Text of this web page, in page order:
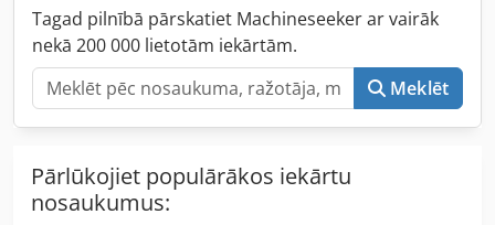
Tagad pilnībā pārskatiet Machineseeker ar vairāk
nekā 200 000 lietotām iekārtām.
Meklēt
Pārlūkojiet populārākos iekārtu
nosaukumus: